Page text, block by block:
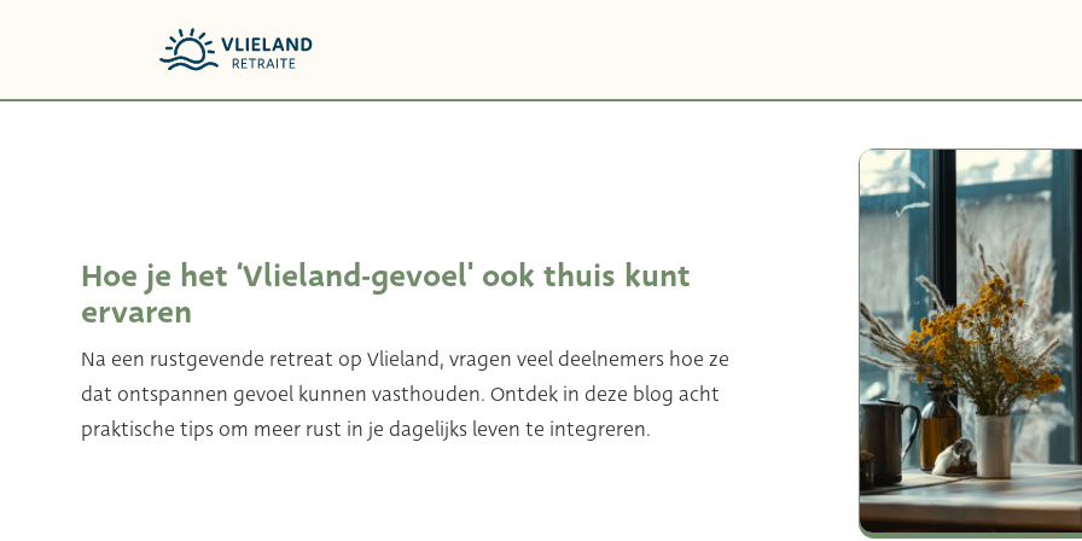
Hoe je het ‘Vlieland-gevoel' ook thuis kunt
ervaren
Na een rustgevende retreat op Vlieland, vragen veel deelnemers hoe ze
dat ontspannen gevoel kunnen vasthouden. Ontdek in deze blog acht
praktische tips om meer rust in je dagelijks leven te integreren.